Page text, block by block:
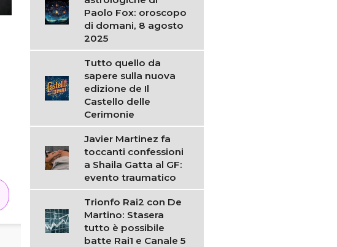
Paolo Fox: oroscopo
di domani, 8 agosto
2025
Tutto quello da
sapere sulla nuova
edizione de Il
Castello delle
Cerimonie
Javier Martinez fa
toccanti confessioni
a Shaila Gatta al GF:
evento traumatico
Trionfo Rai2 con De
Martino: Stasera
tutto è possibile
batte Rai1 e Canale 5